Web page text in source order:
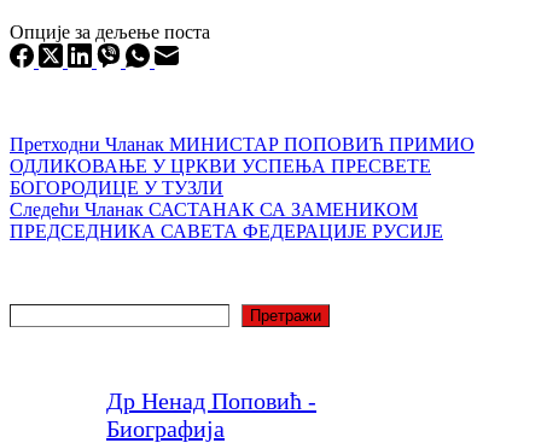
Опције за дељење поста
Претходни Чланак МИНИСТАР ПОПОВИЋ ПРИМИО
ОДЛИКОВАЊЕ У ЦРКВИ УСПЕЊА ПРЕСВЕТЕ
БОГОРОДИЦЕ У ТУЗЛИ
Следећи Чланак САСТАНАК СА ЗАМЕНИКОМ
ПРЕДСЕДНИКА САВЕТА ФЕДЕРАЦИЈЕ РУСИЈЕ
Претражи
Др Ненад Поповић -
Биографија